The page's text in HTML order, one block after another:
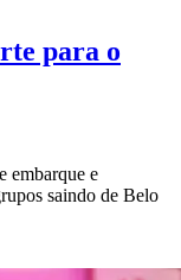
para o
embarque e
saindo de Belo